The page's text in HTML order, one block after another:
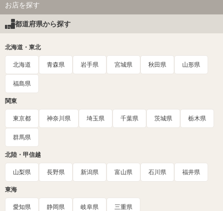
お店を探す
都道府県から探す
北海道・東北
北海道 青森県 岩手県 宮城県 秋田県 山形県
福島県
関東
東京都 神奈川県 埼玉県 千葉県 茨城県 栃木県
群馬県
北陸・甲信越
山梨県 長野県 新潟県 富山県 石川県 福井県
東海
愛知県 静岡県 岐阜県 三重県